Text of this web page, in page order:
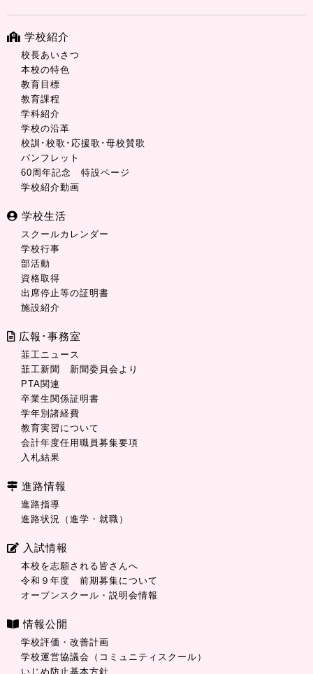
学校紹介
校長あいさつ
本校の特色
教育目標
教育課程
学科紹介
学校の沿革
校訓･校歌･応援歌･母校賛歌
パンフレット
60周年記念 特設ページ
学校紹介動画
学校生活
スクールカレンダー
学校行事
部活動
資格取得
出席停止等の証明書
施設紹介
広報･事務室
韮工ニュース
韮工新聞 新聞委員会より
PTA関連
卒業生関係証明書
学年別諸経費
教育実習について
会計年度任用職員募集要項
入札結果
進路情報
進路指導
進路状況（進学・就職）
入試情報
本校を志願される皆さんへ
令和９年度 前期募集について
オープンスクール・説明会情報
情報公開
学校評価・改善計画
学校運営協議会（コミュニティスクール）
いじめ防止基本方針